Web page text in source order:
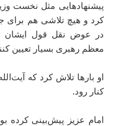
پیشنهادهایی مثل نخست
کرد و هیچ تلاشی هم برای
در عوض نقل قول ایشان
معظم رهبری بسیار تعیین
او بارها تلاش کرد که
کنار رود.
امام عزیز پیش‌بینی کرده